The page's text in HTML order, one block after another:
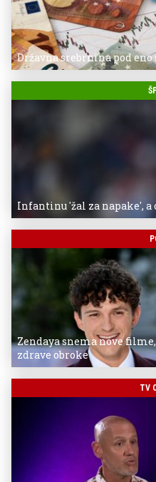
Državna srebrnina pod eno
Infantinu 'žal za napake',
Zendaya snema nove
zdrave obroke
TV